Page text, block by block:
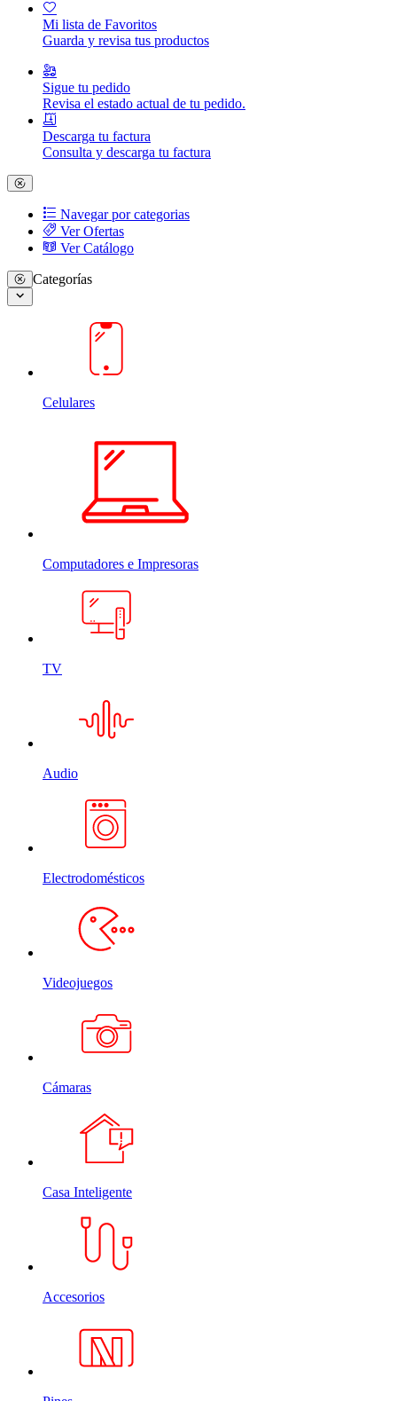
Mi lista de Favoritos
Guarda y revisa tus productos
Sigue tu pedido
Revisa el estado actual de tu pedido.
Descarga tu factura
Consulta y descarga tu factura
Navegar por categorias
Ver Ofertas
Ver Catálogo
Categorías
Celulares
Computadores e Impresoras
TV
Audio
Electrodomésticos
Videojuegos
Cámaras
Casa Inteligente
Accesorios